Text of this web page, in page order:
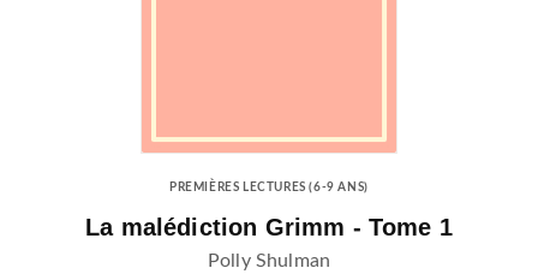
PREMIÈRES LECTURES (6-9 ANS)
La malédiction Grimm - Tome 1
Polly Shulman